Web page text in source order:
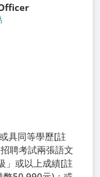
具同等學歷[註
聘考試兩張語文
」或以上成績[註